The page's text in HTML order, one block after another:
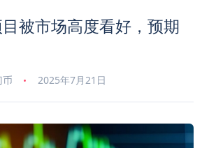
被市场高度看好，预期
币 2025年7月21日